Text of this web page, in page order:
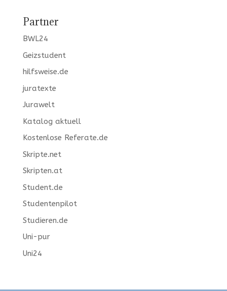
Partner
BWL24
Geizstudent
hilfsweise.de
juratexte
Jurawelt
Katalog aktuell
Kostenlose Referate.de
Skripte.net
Skripten.at
Student.de
Studentenpilot
Studieren.de
Uni-pur
Uni24